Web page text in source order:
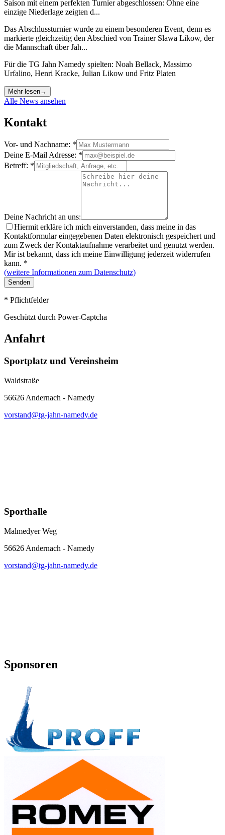
Saison mit einem perfekten Turnier abgeschlossen: Ohne eine
einzige Niederlage zeigten d...
Das Abschlussturnier wurde zu einem besonderen Event, denn es
markierte gleichzeitig den Abschied von Trainer Slawa Likow, der
die Mannschaft über Jah...
Für die TG Jahn Namedy spielten: Noah Bellack, Massimo
Urfalino, Henri Kracke, Julian Likow und Fritz Platen
Mehr lesen→
Alle News ansehen
Kontakt
Vor- und Nachname: *
Deine E-Mail Adresse: *
Betreff: *
Deine Nachricht an uns:
Hiermit erkläre ich mich einverstanden, dass meine in das
Kontaktformular eingegebenen Daten elektronisch gespeichert und
zum Zweck der Kontaktaufnahme verarbeitet und genutzt werden.
Mir ist bekannt, dass ich meine Einwilligung jederzeit widerrufen
kann. *
(weitere Informationen zum Datenschutz)
Senden
* Pflichtfelder
Geschützt durch Power-Captcha
Anfahrt
Sportplatz und Vereinsheim
Waldstraße
56626 Andernach - Namedy
vorstand@tg-jahn-namedy.de
Sporthalle
Malmedyer Weg
56626 Andernach - Namedy
vorstand@tg-jahn-namedy.de
Sponsoren